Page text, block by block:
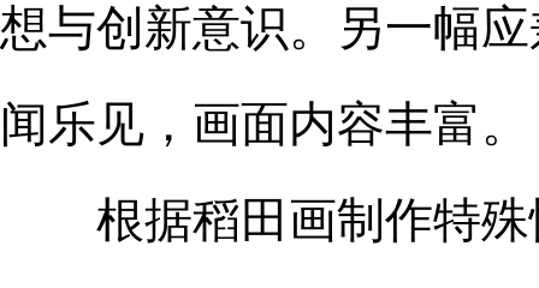
想与创新意识。另一幅
闻乐见，画面内容丰富。
根据稻田画制作特殊